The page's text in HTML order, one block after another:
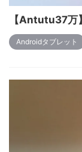
【Antutu37万
Androidタブレット